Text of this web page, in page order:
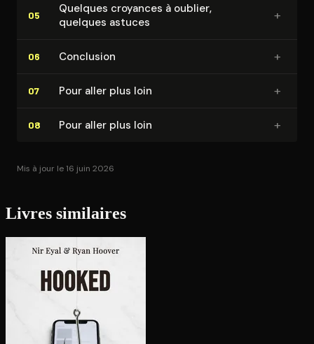
05
Quelques croyances à oublier,
quelques astuces
+
06 Conclusion +
07 Pour aller plus loin +
08 Pour aller plus loin +
Mis à jour le 16 juin 2026
Livres similaires